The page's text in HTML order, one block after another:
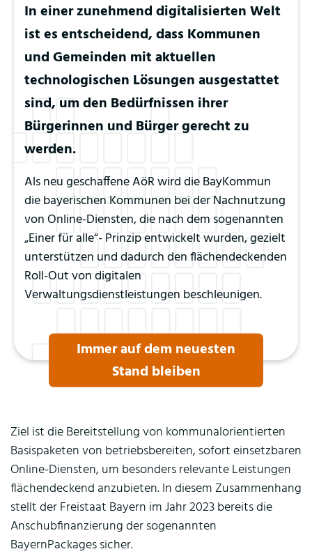
In einer zunehmend digitalisierten Welt
ist es entscheidend, dass Kommunen
und Gemeinden mit aktuellen
technologischen Lösungen ausgestattet
sind, um den Bedürfnissen ihrer
Bürgerinnen und Bürger gerecht zu
werden.
Als neu geschaffene AöR wird die BayKommun
die bayerischen Kommunen bei der Nachnutzung
von Online-Diensten, die nach dem sogenannten
„Einer für alle“- Prinzip entwickelt wurden, gezielt
unterstützen und dadurch den flächendeckenden
Roll-Out von digitalen
Verwaltungsdienstleistungen beschleunigen.
Immer auf dem neuesten
Stand bleiben
Ziel ist die Bereitstellung von kommunalorientierten
Basispaketen von betriebsbereiten, sofort einsetzbaren
Online-Diensten, um besonders relevante Leistungen
flächendeckend anzubieten. In diesem Zusammenhang
stellt der Freistaat Bayern im Jahr 2023 bereits die
Anschubfinanzierung der sogenannten
BayernPackages sicher.